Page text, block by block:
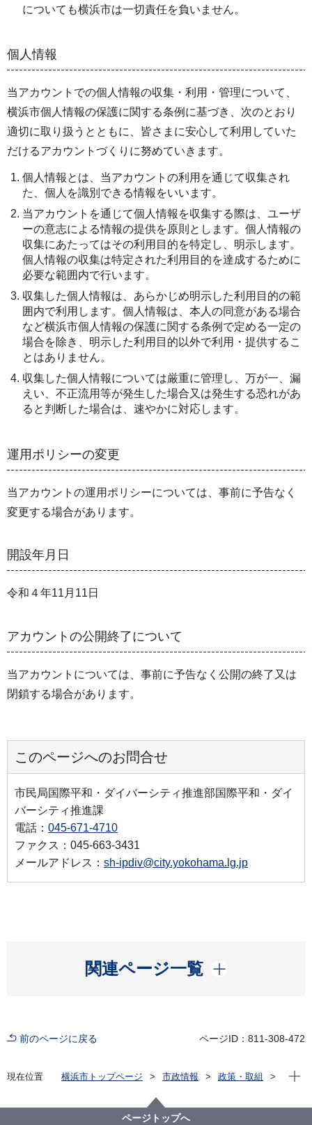
についても横浜市は一切責任を負いません。
個人情報
当アカウントでの個人情報の収集・利用・管理について、
横浜市個人情報の保護に関する条例に基づき、次のとおり
適切に取り扱うとともに、皆さまに安心して利用していた
だけるアカウントづくりに努めていきます。
個人情報とは、当アカウントの利用を通じて収集され
た、個人を識別できる情報をいいます。
当アカウントを通じて個人情報を収集する際は、ユーザ
ーの意志による情報の提供を原則とします。個人情報の
収集にあたってはその利用目的を特定し、明示します。
個人情報の収集は特定された利用目的を達成するために
必要な範囲内で行います。
収集した個人情報は、あらかじめ明示した利用目的の範
囲内で利用します。個人情報は、本人の同意がある場合
など横浜市個人情報の保護に関する条例で定める一定の
場合を除き、明示した利用目的以外で利用・提供するこ
とはありません。
収集した個人情報については厳重に管理し、万が一、漏
えい、不正流用等が発生した場合又は発生する恐れがあ
ると判断した場合は、速やかに対応します。
運用ポリシーの変更
当アカウントの運用ポリシーについては、事前に予告なく
変更する場合があります。
開設年月日
令和４年11月11日
アカウントの公開終了について
当アカウントについては、事前に予告なく公開の終了又は
閉鎖する場合があります。
このページへのお問合せ
市民局国際平和・ダイバーシティ推進部国際平和・ダイ
バーシティ推進課
電話： 045-671-4710
ファクス：045-663-3431
メールアドレス： sh-ipdiv@city.yokohama.lg.jp
関連ページ一覧
開く
前のページに戻る ページID：811-308-472
現在位置 横浜市トップページ 市政情報
政策・取組
困難な立場にある男女への支援
現在
ページトップへ